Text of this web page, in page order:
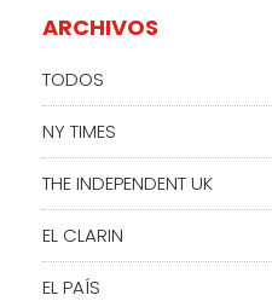
ARCHIVOS
TODOS
NY TIMES
THE INDEPENDENT UK
EL CLARIN
EL PAÍS